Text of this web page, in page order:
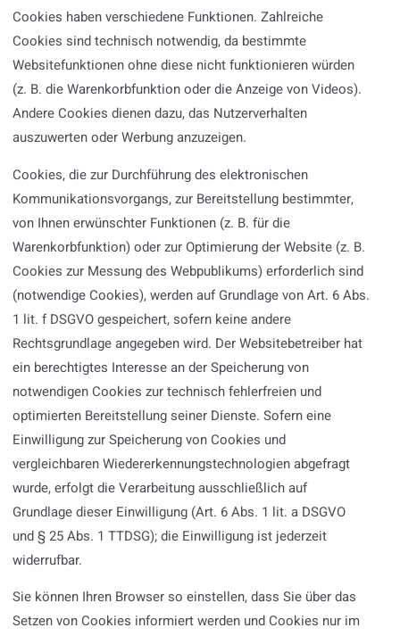
Cookies haben verschiedene Funktionen. Zahlreiche
Cookies sind technisch notwendig, da bestimmte
Websitefunktionen ohne diese nicht funktionieren würden
(z. B. die Warenkorbfunktion oder die Anzeige von Videos).
Andere Cookies dienen dazu, das Nutzerverhalten
auszuwerten oder Werbung anzuzeigen.
Cookies, die zur Durchführung des elektronischen
Kommunikationsvorgangs, zur Bereitstellung bestimmter,
von Ihnen erwünschter Funktionen (z. B. für die
Warenkorbfunktion) oder zur Optimierung der Website (z. B.
Cookies zur Messung des Webpublikums) erforderlich sind
(notwendige Cookies), werden auf Grundlage von Art. 6 Abs.
1 lit. f DSGVO gespeichert, sofern keine andere
Rechtsgrundlage angegeben wird. Der Websitebetreiber hat
ein berechtigtes Interesse an der Speicherung von
notwendigen Cookies zur technisch fehlerfreien und
optimierten Bereitstellung seiner Dienste. Sofern eine
Einwilligung zur Speicherung von Cookies und
vergleichbaren Wiedererkennungstechnologien abgefragt
wurde, erfolgt die Verarbeitung ausschließlich auf
Grundlage dieser Einwilligung (Art. 6 Abs. 1 lit. a DSGVO
und § 25 Abs. 1 TTDSG); die Einwilligung ist jederzeit
widerrufbar.
Sie können Ihren Browser so einstellen, dass Sie über das
Setzen von Cookies informiert werden und Cookies nur im